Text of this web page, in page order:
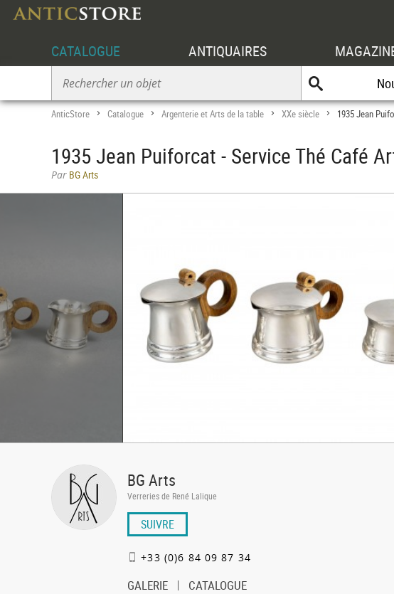
CATALOGUE ANTIQUAIRES
AnticStore > Catalogue > Argenterie et Arts de la table > XXe siècle > 1935 Jean
1935 Jean Puiforcat - Service Thé Café
Par BG Arts
BG Arts
Verreries de René Lalique
SUIVRE
+33 (0)6 84 09 87 34
GALERIE CATALOGUE